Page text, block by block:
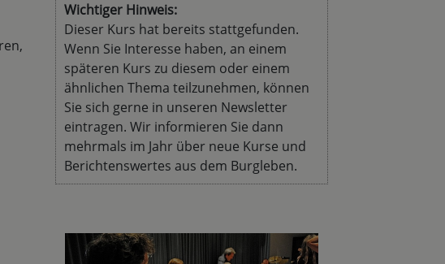
Wichtiger Hinweis:
Dieser Kurs hat bereits stattgefunden.
Wenn Sie Interesse haben, an einem
späteren Kurs zu diesem oder einem
ähnlichen Thema teilzunehmen, können
Sie sich gerne in unseren Newsletter
eintragen. Wir informieren Sie dann
mehrmals im Jahr über neue Kurse und
Berichtenswertes aus dem Burgleben.